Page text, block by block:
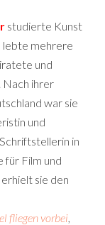
studierte Kunst
lebte mehrere
und
Nach ihrer
war sie
und
in
für Film und
sie den
fliegen vorbei,